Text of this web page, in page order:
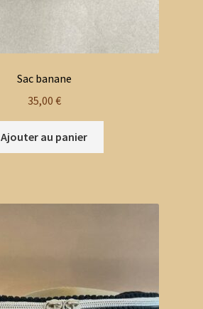
Sac banane
35,00 €
Ajouter au panier